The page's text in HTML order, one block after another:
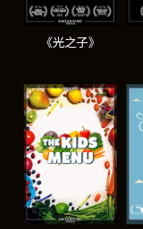
《光之子》